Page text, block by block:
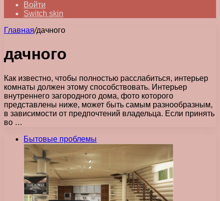
Войти
Switch skin
Главная/дачного
дачного
Как известно, чтобы полностью расслабиться, интерьер
комнаты должен этому способствовать. Интерьер
внутреннего загородного дома, фото которого
представлены ниже, может быть самым разнообразным,
в зависимости от предпочтений владельца. Если принять
во …
Бытовые проблемы